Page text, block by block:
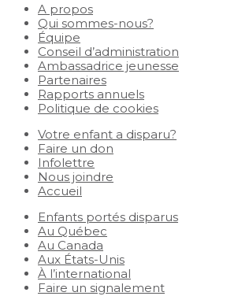
A propos
Qui sommes-nous?
Équipe
Conseil d’administration
Ambassadrice jeunesse
Partenaires
Rapports annuels
Politique de cookies
Votre enfant a disparu?
Faire un don
Infolettre
Nous joindre
Accueil
Enfants portés disparus
Au Québec
Au Canada
Aux États-Unis
À l’international
Faire un signalement